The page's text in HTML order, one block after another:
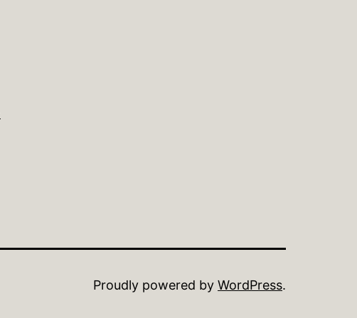
Proudly powered by WordPress.